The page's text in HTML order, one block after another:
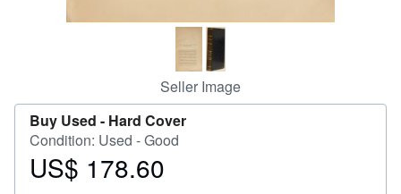
Seller Image
Buy Used - Hard Cover
Condition: Used - Good
Price
US$ 178.60